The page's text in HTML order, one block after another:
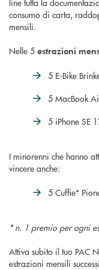
consumo di carta,
mensili.
Nelle 5 estrazioni
5 E-Bike
5 MacBook
5 iPhone SE
I minorenni che hanno
vincere anche:
5 Cuffie*
* n. 1 premio per ogni
Attiva subito il tuo PAC
estrazioni mensili